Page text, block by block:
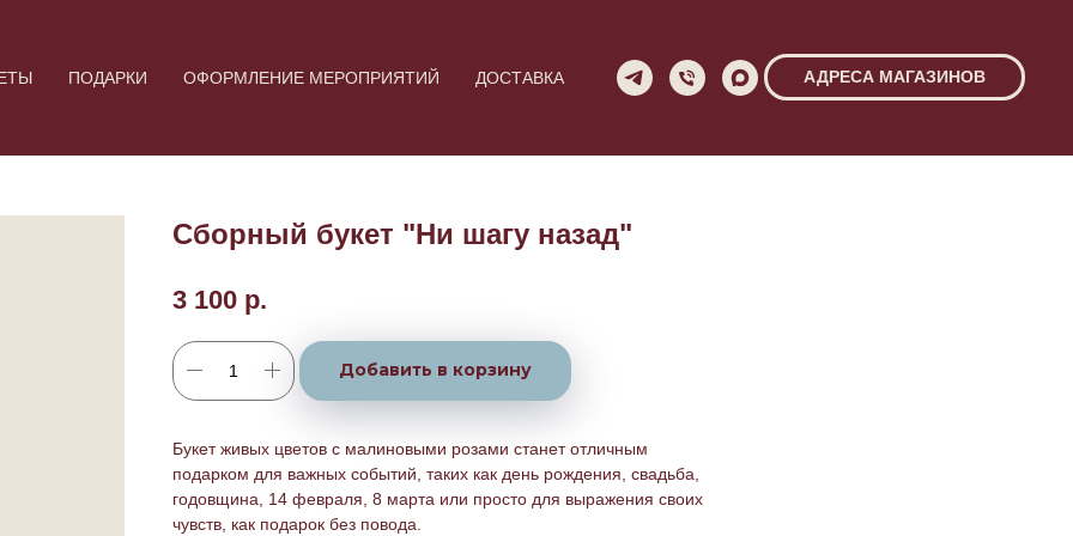
ПОДАРКИ ОФОРМЛЕНИЕ МЕРОПРИЯТИЙ ДОСТАВКА АДРЕСА МАГАЗИНОВ
Сборный букет "Ни шагу назад"
3 100 р.
Добавить в корзину
Букет живых цветов с малиновыми розами станет отличным
подарком для важных событий, таких как день рождения, свадьба,
годовщина, 14 февраля, 8 марта или просто для выражения своих
чувств, как подарок без повода.